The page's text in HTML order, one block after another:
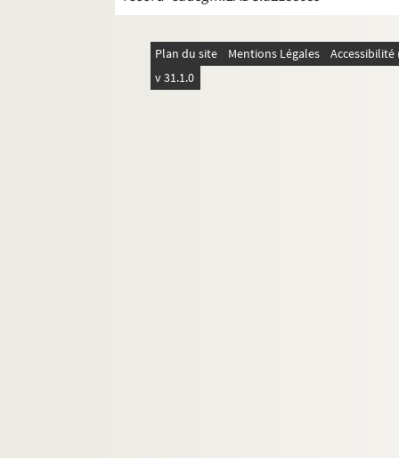
Plan du site Mentions Légales
v 31.1.0